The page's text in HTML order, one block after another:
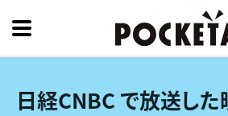
日経CNBC で放送し